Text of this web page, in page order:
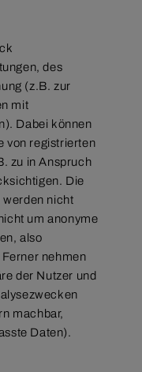
des
(z.B. zur
mit
Dabei können
von registrierten
zu in Anspruch
Die
werden nicht
um anonyme
also
nehmen
der Nutzer und
machbar,
Daten).